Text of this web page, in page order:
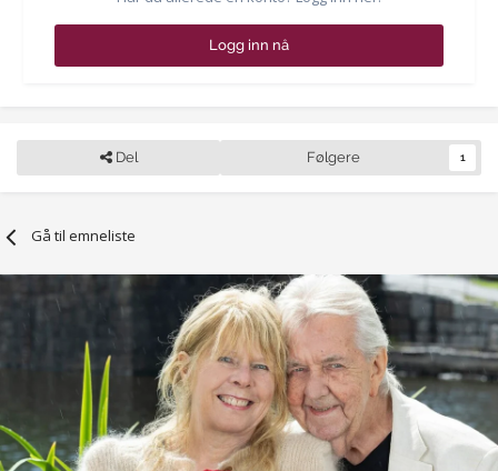
Logg inn nå
Del Følgere 1
Gå til emneliste